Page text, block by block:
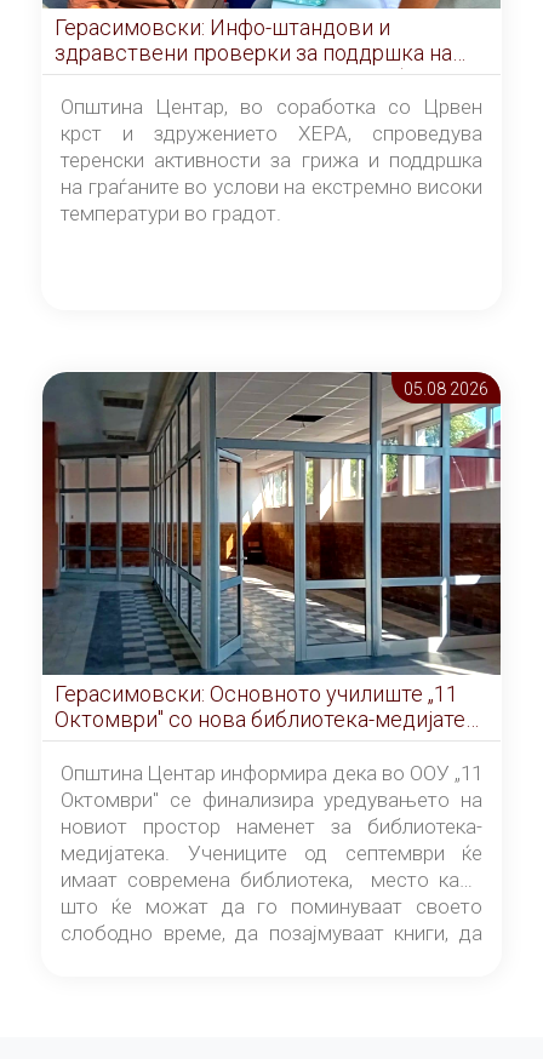
Герасимовски: Инфо-штандови и
здравствени проверки за поддршка на
граѓаните во услови на топлотен бран
Општина Центар, во соработка со Црвен
крст и здружението ХЕРА, спроведува
теренски активности за грижа и поддршка
на граѓаните во услови на екстремно високи
температури во градот.
05.08 2026
Герасимовски: Основното училиште „11
Октомври" со нова библиотека-медијатека
од септември
Општина Центар информира дека во ООУ „11
Октомври" се финализира уредувањето на
новиот простор наменет за библиотека-
медијатека. Учениците од септември ќе
имаат современа библиотека, место каде
што ќе можат да го поминуваат своето
слободно време, да позајмуваат книги, да